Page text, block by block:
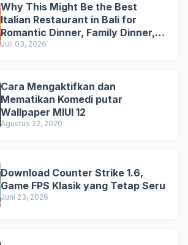
Why This Might Be the Best
Italian Restaurant in Bali for
Romantic Dinner, Family Dinner,
and Business Lunch
Juli 03, 2026
Cara Mengaktifkan dan
Mematikan Komedi putar
Wallpaper MIUI 12
Agustus 22, 2020
Download Counter Strike 1.6,
Game FPS Klasik yang Tetap Seru
Juni 23, 2026